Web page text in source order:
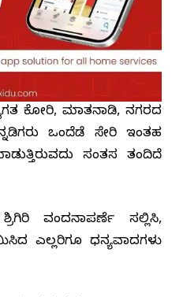
ಕೋರಿ, ಮಾತನಾಡಿ, ನಗರದ
ಒಂದೆಡೆ ಸೇರಿ ಇಂತಹ
ಸಂತಸ ತಂದಿದೆ
ವಂದನಾಪರ್ಣೆ ಸಲ್ಲಿಸಿ,
ಎಲ್ಲರಿಗೂ ಧನ್ಯವಾದಗಳು